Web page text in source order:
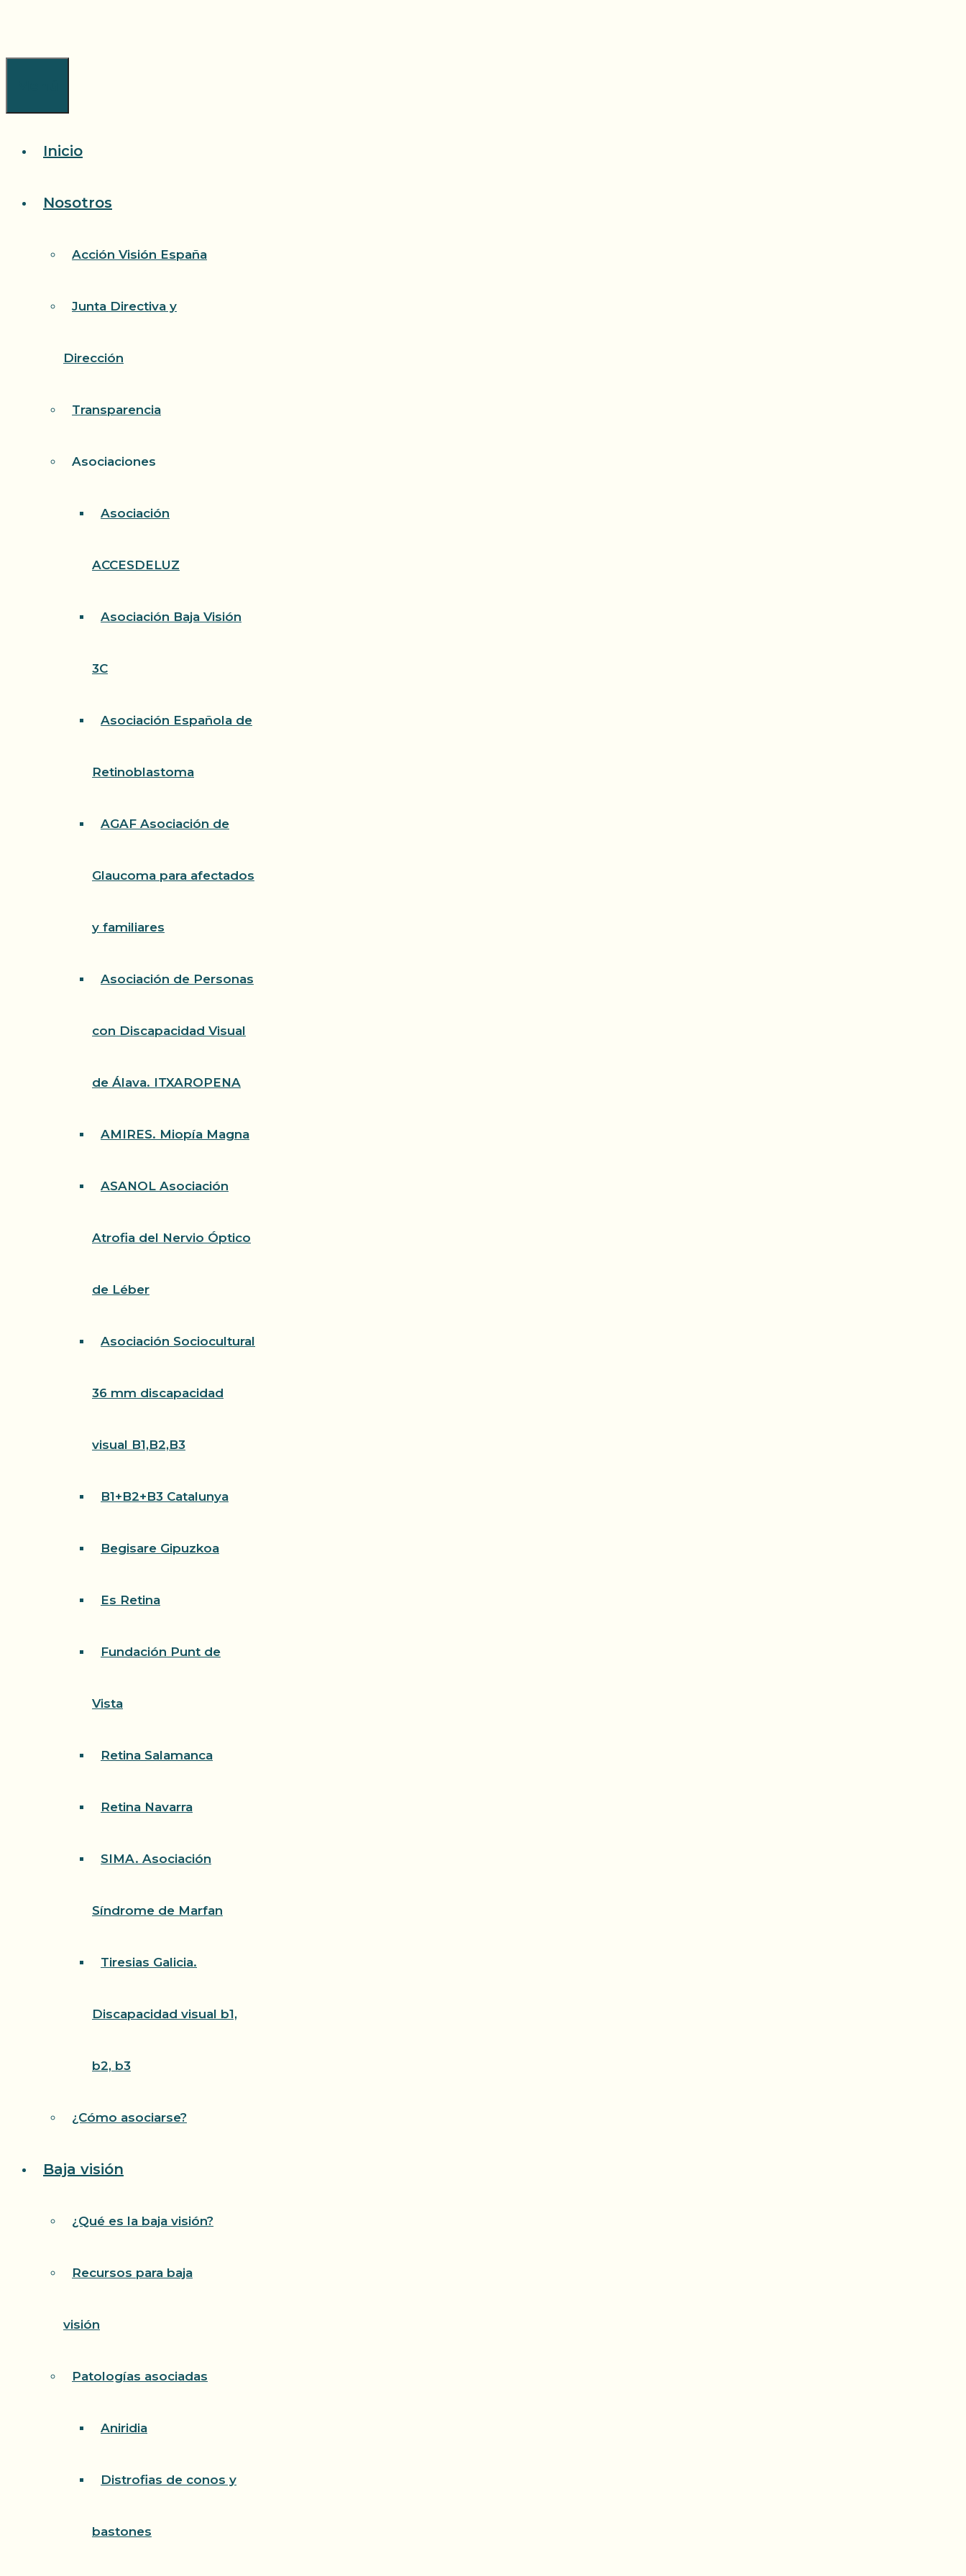
Inicio
Nosotros
Acción Visión España
Junta Directiva y
Dirección
Transparencia
Asociaciones
Asociación
ACCESDELUZ
Asociación Baja Visión
3C
Asociación Española de
Retinoblastoma
AGAF Asociación de
Glaucoma para afectados
y familiares
Asociación de Personas
con Discapacidad Visual
de Álava. ITXAROPENA
AMIRES. Miopía Magna
ASANOL Asociación
Atrofia del Nervio Óptico
de Léber
Asociación Sociocultural
36 mm discapacidad
visual B1,B2,B3
B1+B2+B3 Catalunya
Begisare Gipuzkoa
Es Retina
Fundación Punt de
Vista
Retina Salamanca
Retina Navarra
SIMA. Asociación
Síndrome de Marfan
Tiresias Galicia.
Discapacidad visual b1,
b2, b3
¿Cómo asociarse?
Baja visión
¿Qué es la baja visión?
Recursos para baja
visión
Patologías asociadas
Aniridia
Distrofias de conos y
bastones